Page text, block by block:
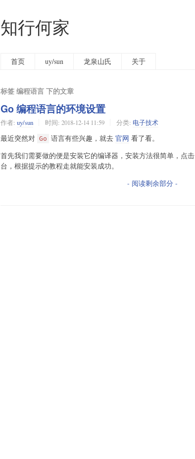
知行何家
首页 uy/sun 龙泉山氏 关于
标签 编程语言 下的文章
Go 编程语言的环境设置
作者: uy/sun 时间: 2018-12-14 11:59 分类: 电子技术
最近突然对 Go 语言有些兴趣，就去 官网 看了看。
首先我们需要做的便是安装它的编译器，安装方法很简单，点击
台，根据提示的教程走就能安装成功。
- 阅读剩余部分 -